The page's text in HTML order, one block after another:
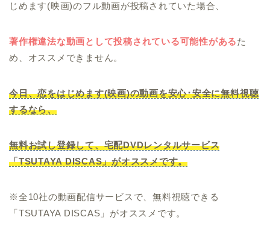
じめます(映画)のフル動画が投稿されていた場合、
著作権違法な動画として投稿されている可能性があるた
め、オススメできません。
今日、恋をはじめます(映画)の動画を安心･安全に無料視聴
するなら、
無料お試し登録して、宅配DVDレンタルサービス
「TSUTAYA DISCAS」がオススメです。
※全10社の動画配信サービスで、無料視聴できる
「TSUTAYA DISCAS」がオススメです。